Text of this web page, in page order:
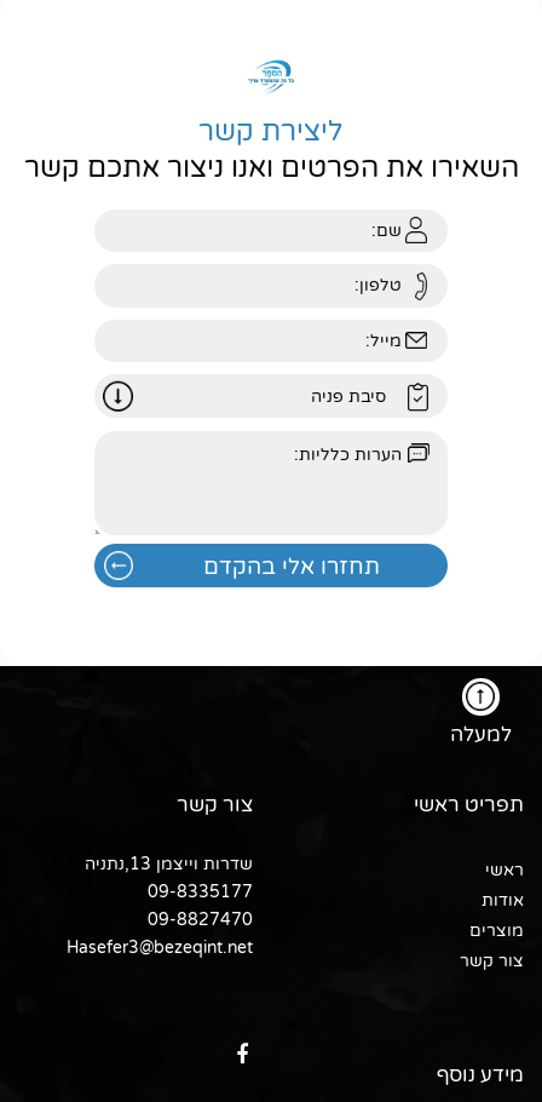
ליצירת קשר
השאירו את הפרטים ואנו ניצור אתכם קשר
למעלה
תפריט ראשי
ראשי
אודות
מוצרים
צור קשר
מידע נוסף
צור קשר
שדרות וייצמן 13,נתניה
09-8335177
09-8827470
Hasefer3@bezeqint.net